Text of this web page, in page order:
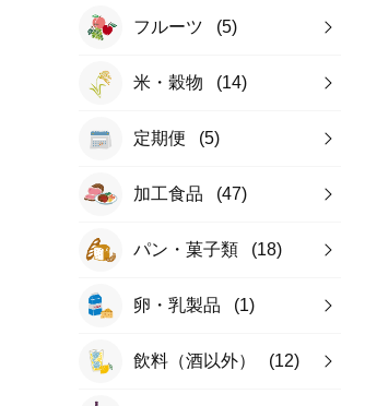
フルーツ (5)
米・穀物 (14)
定期便 (5)
加工食品 (47)
パン・菓子類 (18)
卵・乳製品 (1)
飲料（酒以外） (12)